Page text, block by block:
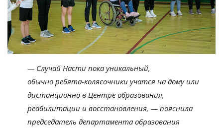
— Случай Насти пока уникальный,
обычно ребята-колясочники учатся на дому или
дистанционно в Центре образования,
реабилитации и восстановления, — пояснила
председатель департамента образования